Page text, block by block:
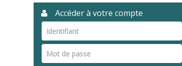
Accéder à votre compte